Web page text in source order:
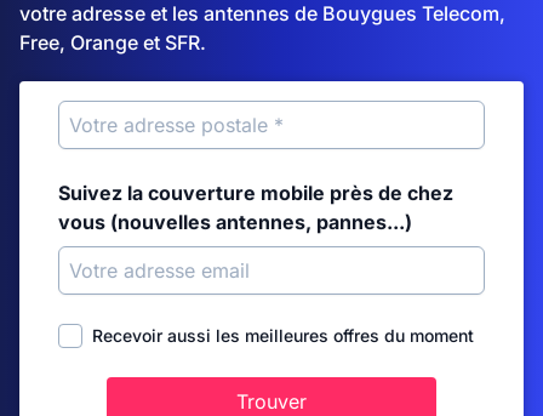
votre adresse et les antennes de Bouygues Telecom,
Free, Orange et SFR.
Suivez la couverture mobile près de chez
vous (nouvelles antennes, pannes...)
Recevoir aussi les meilleures offres du moment
Trouver